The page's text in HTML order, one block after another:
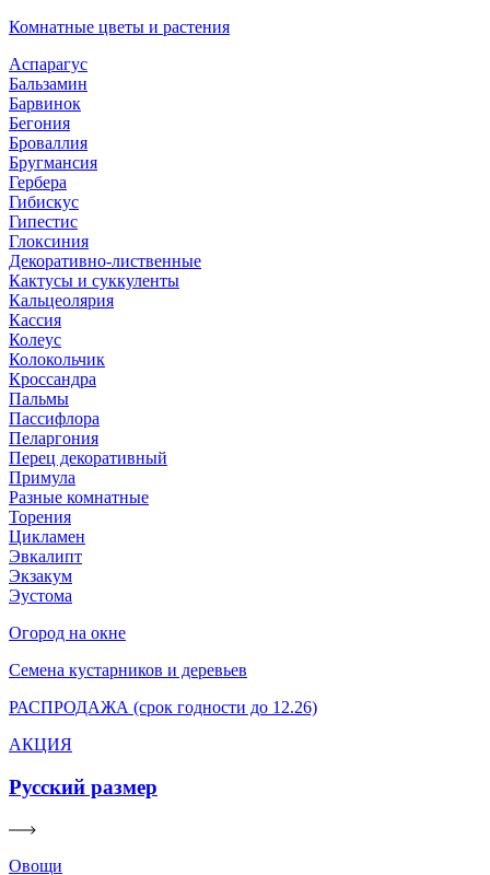
Комнатные цветы и растения
Аспарагус
Бальзамин
Барвинок
Бегония
Броваллия
Бругмансия
Гербера
Гибискус
Гипестис
Глоксиния
Декоративно-лиственные
Кактусы и суккуленты
Кальцеолярия
Кассия
Колеус
Колокольчик
Кроссандра
Пальмы
Пассифлора
Пеларгония
Перец декоративный
Примула
Разные комнатные
Торения
Цикламен
Эвкалипт
Экзакум
Эустома
Огород на окне
Семена кустарников и деревьев
РАСПРОДАЖА (срок годности до 12.26)
АКЦИЯ
Русский размер
Овощи